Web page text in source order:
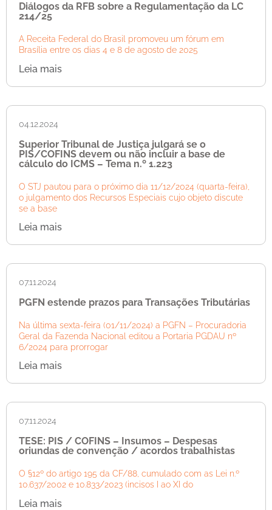
Diálogos da RFB sobre a Regulamentação da LC
214/25
A Receita Federal do Brasil promoveu um fórum em
Brasília entre os dias 4 e 8 de agosto de 2025
Leia mais
04.12.2024
Superior Tribunal de Justiça julgará se o
PIS/COFINS devem ou não incluir a base de
cálculo do ICMS – Tema n.º 1.223
O STJ pautou para o próximo dia 11/12/2024 (quarta-feira),
o julgamento dos Recursos Especiais cujo objeto discute
se a base
Leia mais
07.11.2024
PGFN estende prazos para Transações Tributárias
Na última sexta-feira (01/11/2024) a PGFN – Procuradoria
Geral da Fazenda Nacional editou a Portaria PGDAU nº
6/2024 para prorrogar
Leia mais
07.11.2024
TESE: PIS / COFINS – Insumos – Despesas
oriundas de convenção / acordos trabalhistas
O §12º do artigo 195 da CF/88, cumulado com as Lei n.º
10.637/2002 e 10.833/2023 (incisos I ao XI do
Leia mais